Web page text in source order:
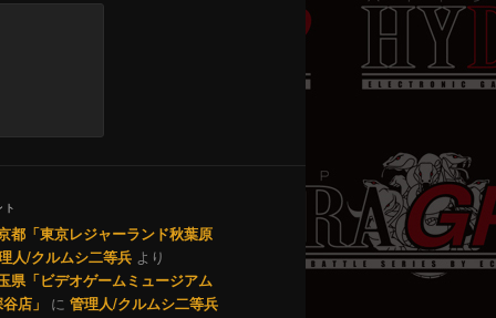
都「東京レジャーランド秋葉原
人/クルムシ二等兵より
県「ビデオゲームミュージアム
店」
に 管理人/クルムシ二等兵